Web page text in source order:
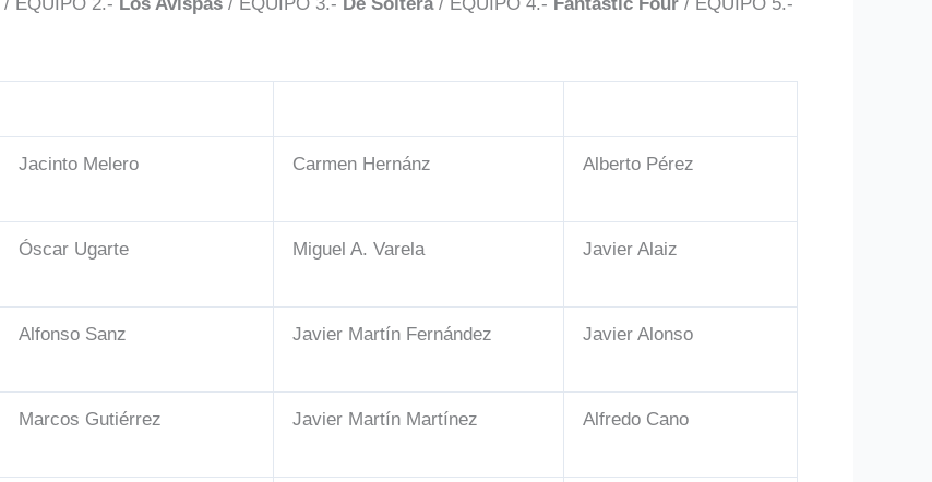
/ EQUIPO 2.- Los Avispas / EQUIPO 3.- De Soltera/ EQUIPO 4.- Fantastic Four / EQUIPO 5.-
Jacinto Melero Carmen Hernánz Alberto Pérez
Óscar Ugarte Miguel A. Varela Javier Alaiz
Alfonso Sanz Javier Martín Fernández Javier Alonso
Marcos Gutiérrez Javier Martín Martínez Alfredo Cano